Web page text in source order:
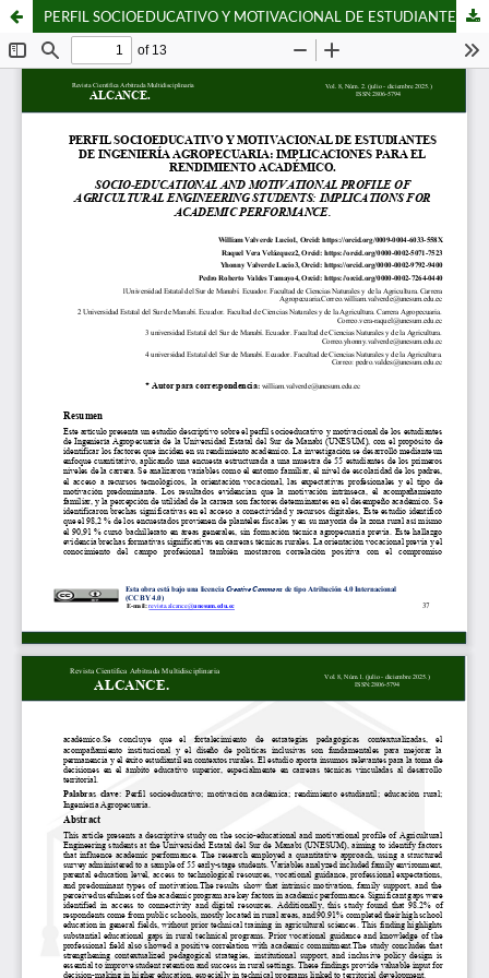
PERFIL SOCIOEDUCATIVO Y MOTIVACIONAL DE ESTUDIANTES DE INGENIERÍA AGROPECUARIA: IMPLICACIONES PARA EL RENDIMIENTO ACADÉMICO